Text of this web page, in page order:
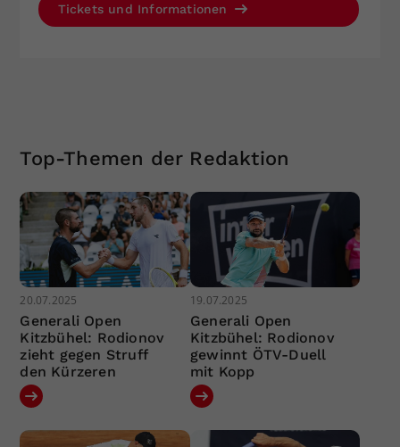
Tickets und Informationen
Top-Themen der Redaktion
20.07.2025
Generali Open
Kitzbühel: Rodionov
zieht gegen Struff
den Kürzeren
19.07.2025
Generali Open
Kitzbühel: Rodionov
gewinnt ÖTV-Duell
mit Kopp